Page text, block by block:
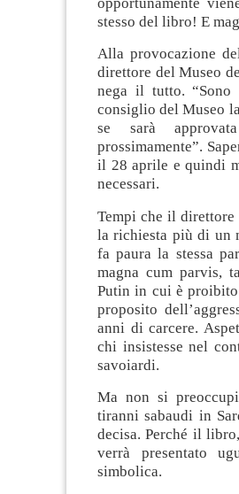
stesso del libro! E
Alla provocazione
direttore del Museo
nega il tutto. “Sono
consiglio del Museo
se sarà
prossimamente”.
il 28 aprile e quindi
necessari.
Tempi che il direttore
la richiesta più di un
fa paura la stessa
magna cum parvis,
Putin in cui è proibito
proposito
anni di carcere.
chi insistesse nel
savoiardi.
Ma non si
tiranni sabaudi in
decisa. Perché il
verrà presentato
simbolica.